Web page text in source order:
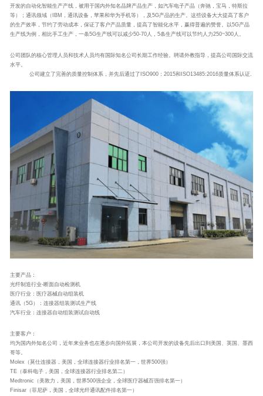
开发的自动化智能生产产线，被用于国内外知名品牌产品生产，如汽车电子产品（奔驰，宝马，特斯拉
等）；通讯领域（IBM，通讯设备，苹果和华为手机等），及5G产品的生产。这些设备大大提高了客户
的生产效率，节约了劳动成本，保证了客户产品质量，提高了智能化水平，赢得普遍的赞誉。以5G产品
生产线为例，相比手工生产，一条5G生产线可以减少50-70人，5条生产线可以节约人力250~300人。
公司团队的核心管理人员和技术人员均有国际知名公司长期工作经验。聘请外教指导，提高公司国际交流
水平。
公司建立了完善的质量控制体系，并先后通过了ISO900：2015和ISO13485:2016质量体系认证.
主要产品：
光纤制造行业-断面自动检测机
医疗行业：医疗器械自动组装机
通讯（5G）：连接器组装测试生产线
汽车行业：连接器自动组装测试自动线
主要客户：
均为国内外知名公司，近年来业务也在逐步向国外拓展，本公司开发的设备先后出口到美国、英国、墨西
哥等。
Molex（莫仕连接器，美国，全球连接器行业排名第一，世界500强）
TE（泰科电子，美国，全球连接器行业排名第二）
Medtronic（美敦力，美国，世界500强企业，全球医疗器械百强排名第一）
Finisar（菲尼萨，美国，全球光纤通讯配件排名第一）